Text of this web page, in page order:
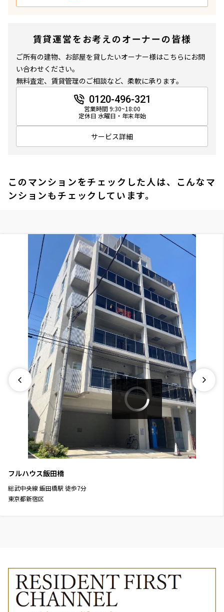
賃貸運営をお考えのオーナーの皆様
ご所有の建物、お部屋を貸したいオーナー様はこちらにお問
い合わせください。
無料査定、賃貸管理のご相談など、柔軟に承ります。
0120-496-321
営業時間 9:30~18:00
定休日 水曜日・年末年始
サービス詳細
このマンションをチェックした人は、こんなマ
ンションもチェックしています。
フルハウス飯田橋
総武中央線 飯田橋駅 徒歩7分
東京都新宿区